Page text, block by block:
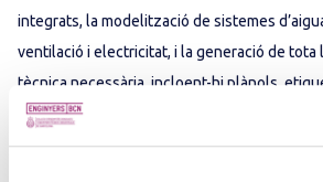
integrats, la modelització de sistemes
ventilació i electricitat, i la generació de tota
tècnica necessària, incloent-hi plànols,
Consulteu tota la informació detallada a
Inscriu-te aquí al curs.